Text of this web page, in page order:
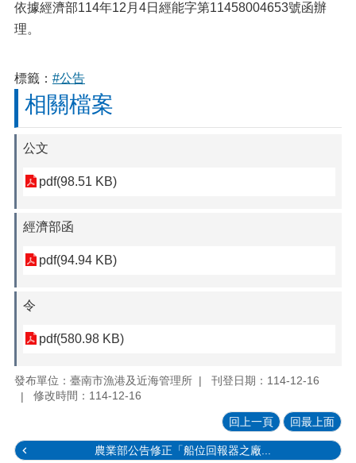
依據經濟部114年12月4日經能字第11458004653號函辦
理。
標籤： #公告
相關檔案
公文
pdf(98.51 KB)
經濟部函
pdf(94.94 KB)
令
pdf(580.98 KB)
發布單位：臺南市漁港及近海管理所
刊登日期：114-12-16
修改時間：114-12-16
回上一頁 回最上面
農業部公告修正「船位回報器之廠...